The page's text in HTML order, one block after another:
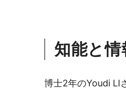
知能と情
博士2年のYoudi